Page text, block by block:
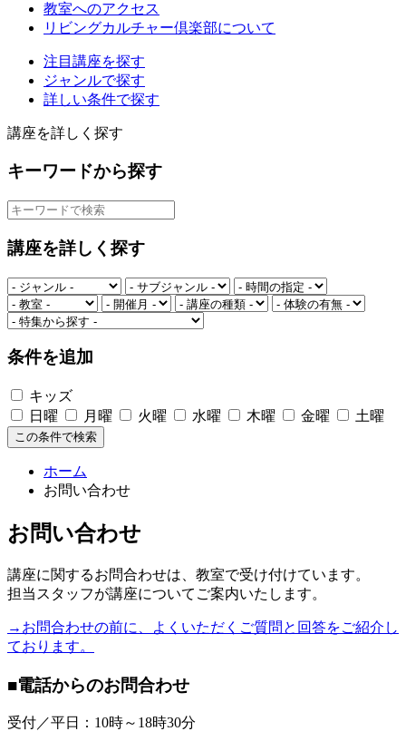
教室へのアクセス
リビングカルチャー倶楽部について
注目講座を探す
ジャンルで探す
詳しい条件で探す
講座を詳しく探す
キーワードから探す
講座を詳しく探す
条件を追加
キッズ
日曜
月曜 火曜 水曜 木曜 金曜 土曜
この条件で検索
ホーム
お問い合わせ
お問い合わせ
講座に関するお問合わせは、教室で受け付けています。
担当スタッフが講座についてご案内いたします。
→お問合わせの前に、よくいただくご質問と回答をご紹介し
ております。
■電話からのお問合わせ
受付／平日：10時～18時30分